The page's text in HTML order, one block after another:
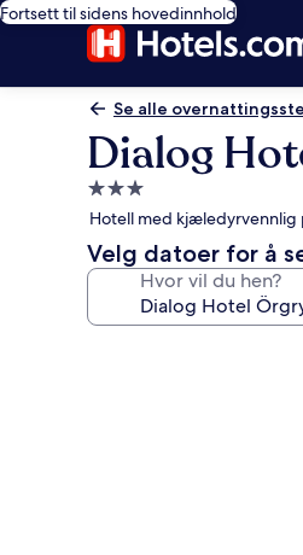
Fortsett til sidens hovedinnhold
Se alle
Dialog
Overnattingssted
med
3.0
stjerner
Hotell med kjæledyrvennlig
Velg datoer for å
Hvor vil du hen?